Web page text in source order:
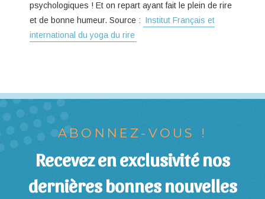
psychologiques ! Et on repart ayant fait le plein de rire
et de bonne humeur. Source : Institut Français et
international du yoga du rire
ABONNEZ-VOUS !
Recevez en exclusivité nos
dernières bonnes nouvelles